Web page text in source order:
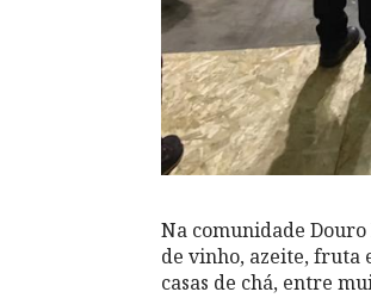
Na comunidade
de vinho, azeite, fruta
casas de chá, entre